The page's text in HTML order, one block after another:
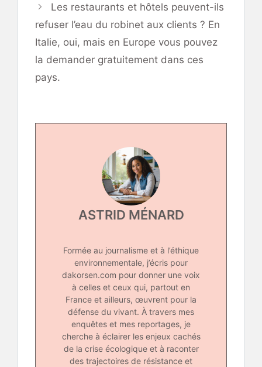
Les restaurants et hôtels peuvent-ils
refuser l’eau du robinet aux clients ? En
Italie, oui, mais en Europe vous pouvez
la demander gratuitement dans ces
pays.
ASTRID MÉNARD
Formée au journalisme et à l’éthique
environnementale, j’écris pour
dakorsen.com pour donner une voix
à celles et ceux qui, partout en
France et ailleurs, œuvrent pour la
défense du vivant. À travers mes
enquêtes et mes reportages, je
cherche à éclairer les enjeux cachés
de la crise écologique et à raconter
des trajectoires de résistance et